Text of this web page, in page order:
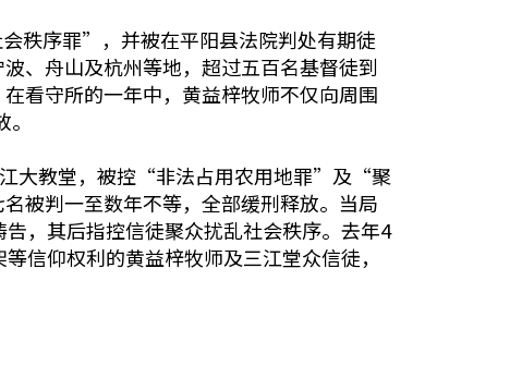
秩序罪”，并被在平阳县法院判处有期徒
、舟山及杭州等地，超过五百名基督徒到
看守所的一年中，黄益梓牧师不仅向周围
江大教堂，被控“非法占用农用地罪”及“聚
被判一至数年不等，全部缓刑释放。当局
，其后指控信徒聚众扰乱社会秩序。去年4
信仰权利的黄益梓牧师及三江堂众信徒，